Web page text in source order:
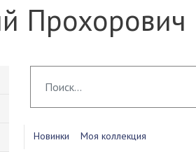
Прохорович
Новинки Моя коллекция